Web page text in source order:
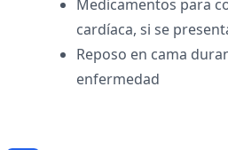
Medicamentos para
cardíaca, si se
Reposo en cama
enfermedad